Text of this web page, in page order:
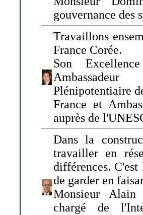
gouvernance des
Travaillons
France Corée.
Son
Plénipotentiaire
France et
auprès de
Dans la
travailler en
différences.
de garder en
Monsieur Alain
chargé de